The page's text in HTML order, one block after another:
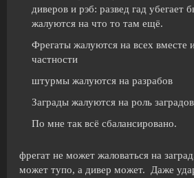
диверов и рэб: развед гад убегает
жалуются на что то там ещё.
Фрегаты жалуются на всех вместе
частности
штурмы жалуются на разрабов
Заграды жалуются на роль заградов
По мне так всё сбалансировано.
фрегат не может жаловаться на
может тупо, а дивер может. Даже